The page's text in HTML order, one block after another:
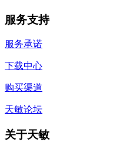
服务支持
服务承诺
下载中心
购买渠道
天敏论坛
关于天敏